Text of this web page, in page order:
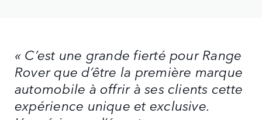
« C’est une grande fierté pour Range
Rover que d’être la première marque
automobile à offrir à ses clients cette
expérience unique et exclusive.